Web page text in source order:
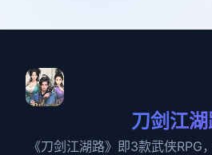
刀剑江
《刀剑江湖路》即3款武侠RPG